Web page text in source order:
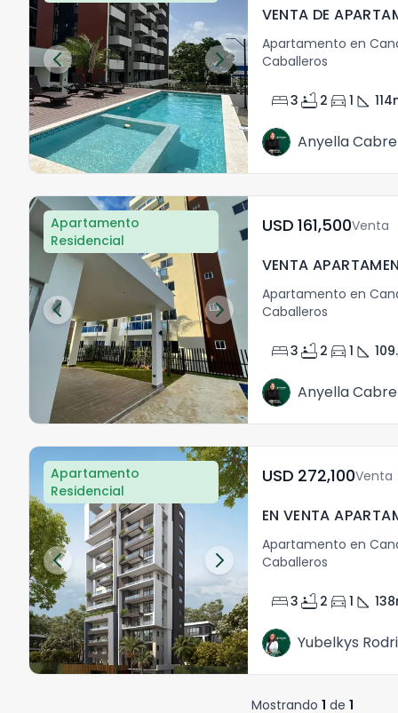
Apartamento en
Caballeros
bed3 bathtub 2 directions_car 1 square_foot 114
Anyella
Apartamento
Residencial
USD	161,500Venta
Apartamento en
Caballeros
bed3 bathtub 2 directions_car 1 square_foot
Anyella
Apartamento
Residencial
USD	272,100Venta
Apartamento en
Caballeros
bed3 bathtub 2 directions_car 1 square_foot 138
Yubelkys
Mostrando 1 de 1